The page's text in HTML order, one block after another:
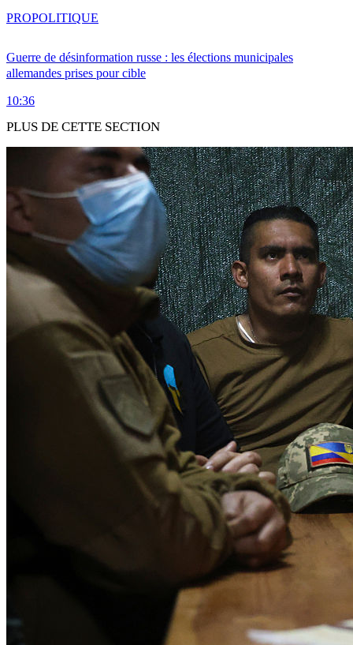
Guerre de désinformation russe : les élections municipales
allemandes prises pour cible
10:36
PROPOLITIQUE
PLUS DE CETTE SECTION